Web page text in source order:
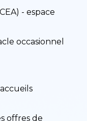
- espace
occasionnel
offres de